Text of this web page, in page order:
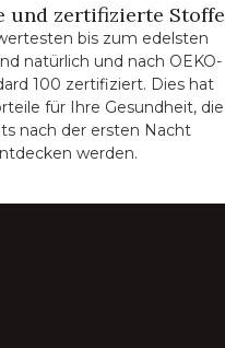
und zertifizierte Stoffe
bis zum edelsten
natürlich und nach OEKO-
100 zertifiziert. Dies hat
für Ihre Gesundheit, die
nach der ersten Nacht
werden.